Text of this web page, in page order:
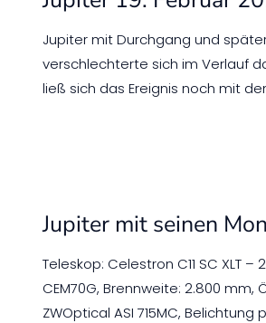
Jupiter mit Durchgang und
verschlechterte sich im Verlauf
ließ sich das Ereignis noch mit
Jupiter mit seinen
Teleskop: Celestron C11 SC XLT
CEM70G, Brennweite: 2.800 mm,
ZWOptical ASI 715MC, Belichtung